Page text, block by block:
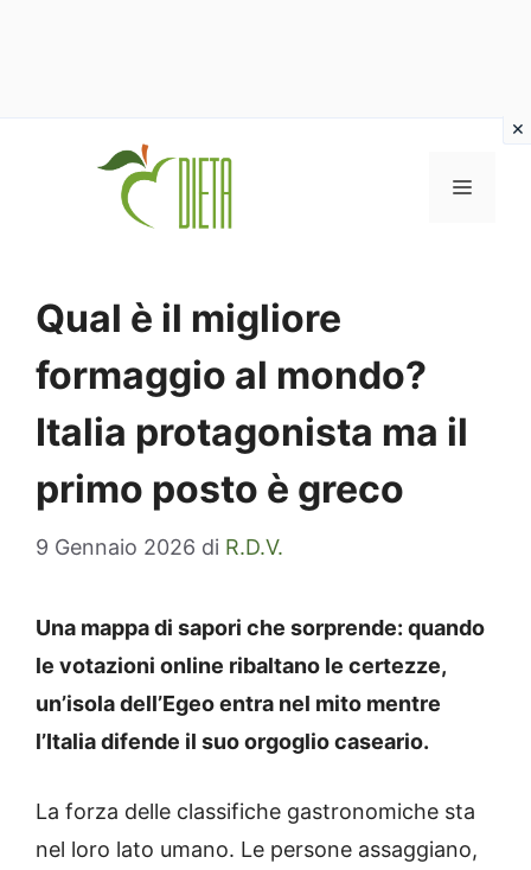
MENU
Qual è il migliore
formaggio al mondo?
Italia protagonista ma il
primo posto è greco
9 Gennaio 2026 di R.D.V.
Una mappa di sapori che sorprende: quando
le votazioni online ribaltano le certezze,
un’isola dell’Egeo entra nel mito mentre
l’Italia difende il suo orgoglio caseario.
La forza delle classifiche gastronomiche sta
nel loro lato umano. Le persone assaggiano,